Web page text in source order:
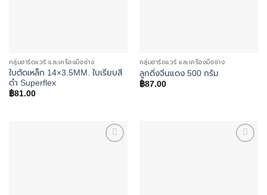
กลุ่มฮาร์ดแวร์ และเครื่องมือช่าง
ใบตัดเหล็ก 14×3.5MM. ใบเรียบสี
ดำ Superflex
฿81.00
กลุ่มฮาร์ดแวร์ และเครื่องมือช่าง
ลูกดิ่งจีนแดง 500 กรัม
฿87.00